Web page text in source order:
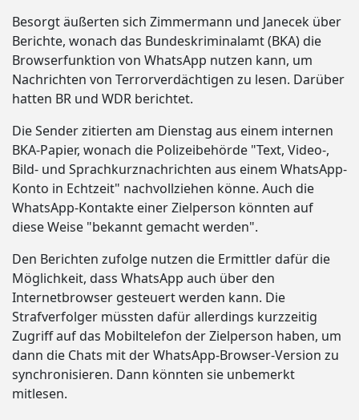
Besorgt äußerten sich Zimmermann und Janecek über
Berichte, wonach das Bundeskriminalamt (BKA) die
Browserfunktion von WhatsApp nutzen kann, um
Nachrichten von Terrorverdächtigen zu lesen. Darüber
hatten BR und WDR berichtet.
Die Sender zitierten am Dienstag aus einem internen
BKA-Papier, wonach die Polizeibehörde "Text, Video-,
Bild- und Sprachkurznachrichten aus einem WhatsApp-
Konto in Echtzeit" nachvollziehen könne. Auch die
WhatsApp-Kontakte einer Zielperson könnten auf
diese Weise "bekannt gemacht werden".
Den Berichten zufolge nutzen die Ermittler dafür die
Möglichkeit, dass WhatsApp auch über den
Internetbrowser gesteuert werden kann. Die
Strafverfolger müssten dafür allerdings kurzzeitig
Zugriff auf das Mobiltelefon der Zielperson haben, um
dann die Chats mit der WhatsApp-Browser-Version zu
synchronisieren. Dann könnten sie unbemerkt
mitlesen.